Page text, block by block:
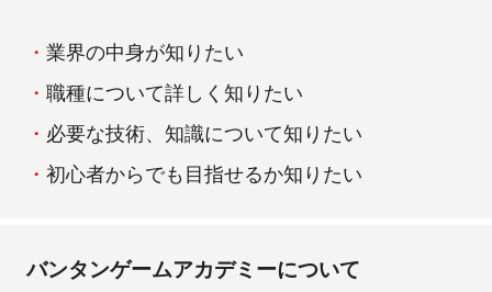
業界の中身が知りたい
職種について詳しく知りたい
必要な技術、知識について知りたい
初心者からでも目指せるか知りたい
バンタンゲームアカデミーについて